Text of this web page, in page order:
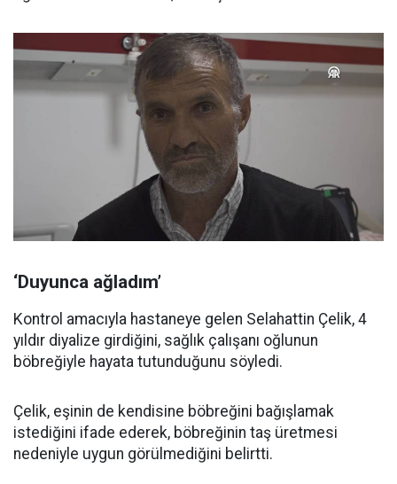
‘Duyunca ağladım’
Kontrol amacıyla hastaneye gelen Selahattin Çelik, 4
yıldır diyalize girdiğini, sağlık çalışanı oğlunun
böbreğiyle hayata tutunduğunu söyledi.
Çelik, eşinin de kendisine böbreğini bağışlamak
istediğini ifade ederek, böbreğinin taş üretmesi
nedeniyle uygun görülmediğini belirtti.